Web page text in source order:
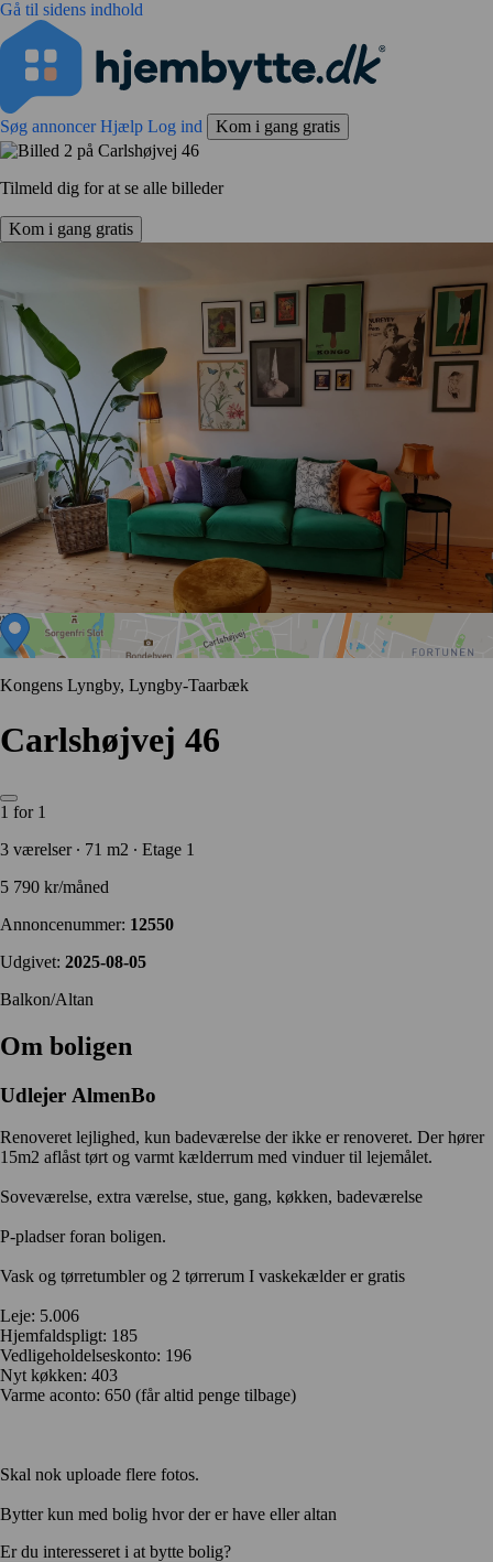
Gå til sidens indhold
Søg annoncerHjælp Log ind Kom i gang gratis
Tilmeld dig for at se alle billeder
Kom i gang gratis
Kongens Lyngby, Lyngby-Taarbæk
Carlshøjvej 46
1 for 1
3 værelser ∙ 71 m2 ∙ Etage 1
5 790 kr/måned
Annoncenummer: 12550
Udgivet: 2025-08-05
Balkon/Altan
Om boligen
Udlejer AlmenBo
Renoveret lejlighed, kun badeværelse der ikke er renoveret. Der hører
15m2 aflåst tørt og varmt kælderrum med vinduer til lejemålet.
Soveværelse, extra værelse, stue, gang, køkken, badeværelse
P-pladser foran boligen.
Vask og tørretumbler og 2 tørrerum I vaskekælder er gratis
Leje: 5.006
Hjemfaldspligt: 185
Vedligeholdelseskonto: 196
Nyt køkken: 403
Varme aconto: 650 (får altid penge tilbage)
Skal nok uploade flere fotos.
Bytter kun med bolig hvor der er have eller altan
Er du interesseret i at bytte bolig?